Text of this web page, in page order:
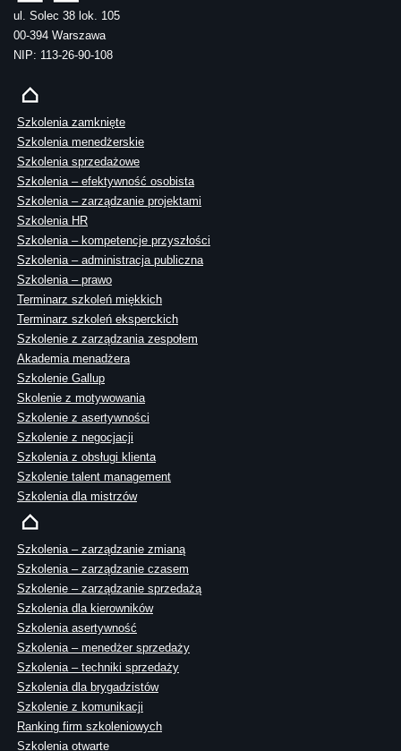
ul. Solec 38 lok. 105
00-394 Warszawa
NIP: 113-26-90-108
Szkolenia zamknięte
Szkolenia menedżerskie
Szkolenia sprzedażowe
Szkolenia – efektywność osobista
Szkolenia – zarządzanie projektami
Szkolenia HR
Szkolenia – kompetencje przyszłości
Szkolenia – administracja publiczna
Szkolenia – prawo
Terminarz szkoleń miękkich
Terminarz szkoleń eksperckich
Szkolenie z zarządzania zespołem
Akademia menadżera
Szkolenie Gallup
Skolenie z motywowania
Szkolenie z asertywności
Szkolenie z negocjacji
Szkolenia z obsługi klienta
Szkolenie talent management
Szkolenia dla mistrzów
Szkolenia – zarządzanie zmianą
Szkolenia – zarządzanie czasem
Szkolenie – zarządzanie sprzedażą
Szkolenia dla kierowników
Szkolenia asertywność
Szkolenia – menedżer sprzedaży
Szkolenia – techniki sprzedaży
Szkolenia dla brygadzistów
Szkolenie z komunikacji
Ranking firm szkoleniowych
Szkolenia otwarte